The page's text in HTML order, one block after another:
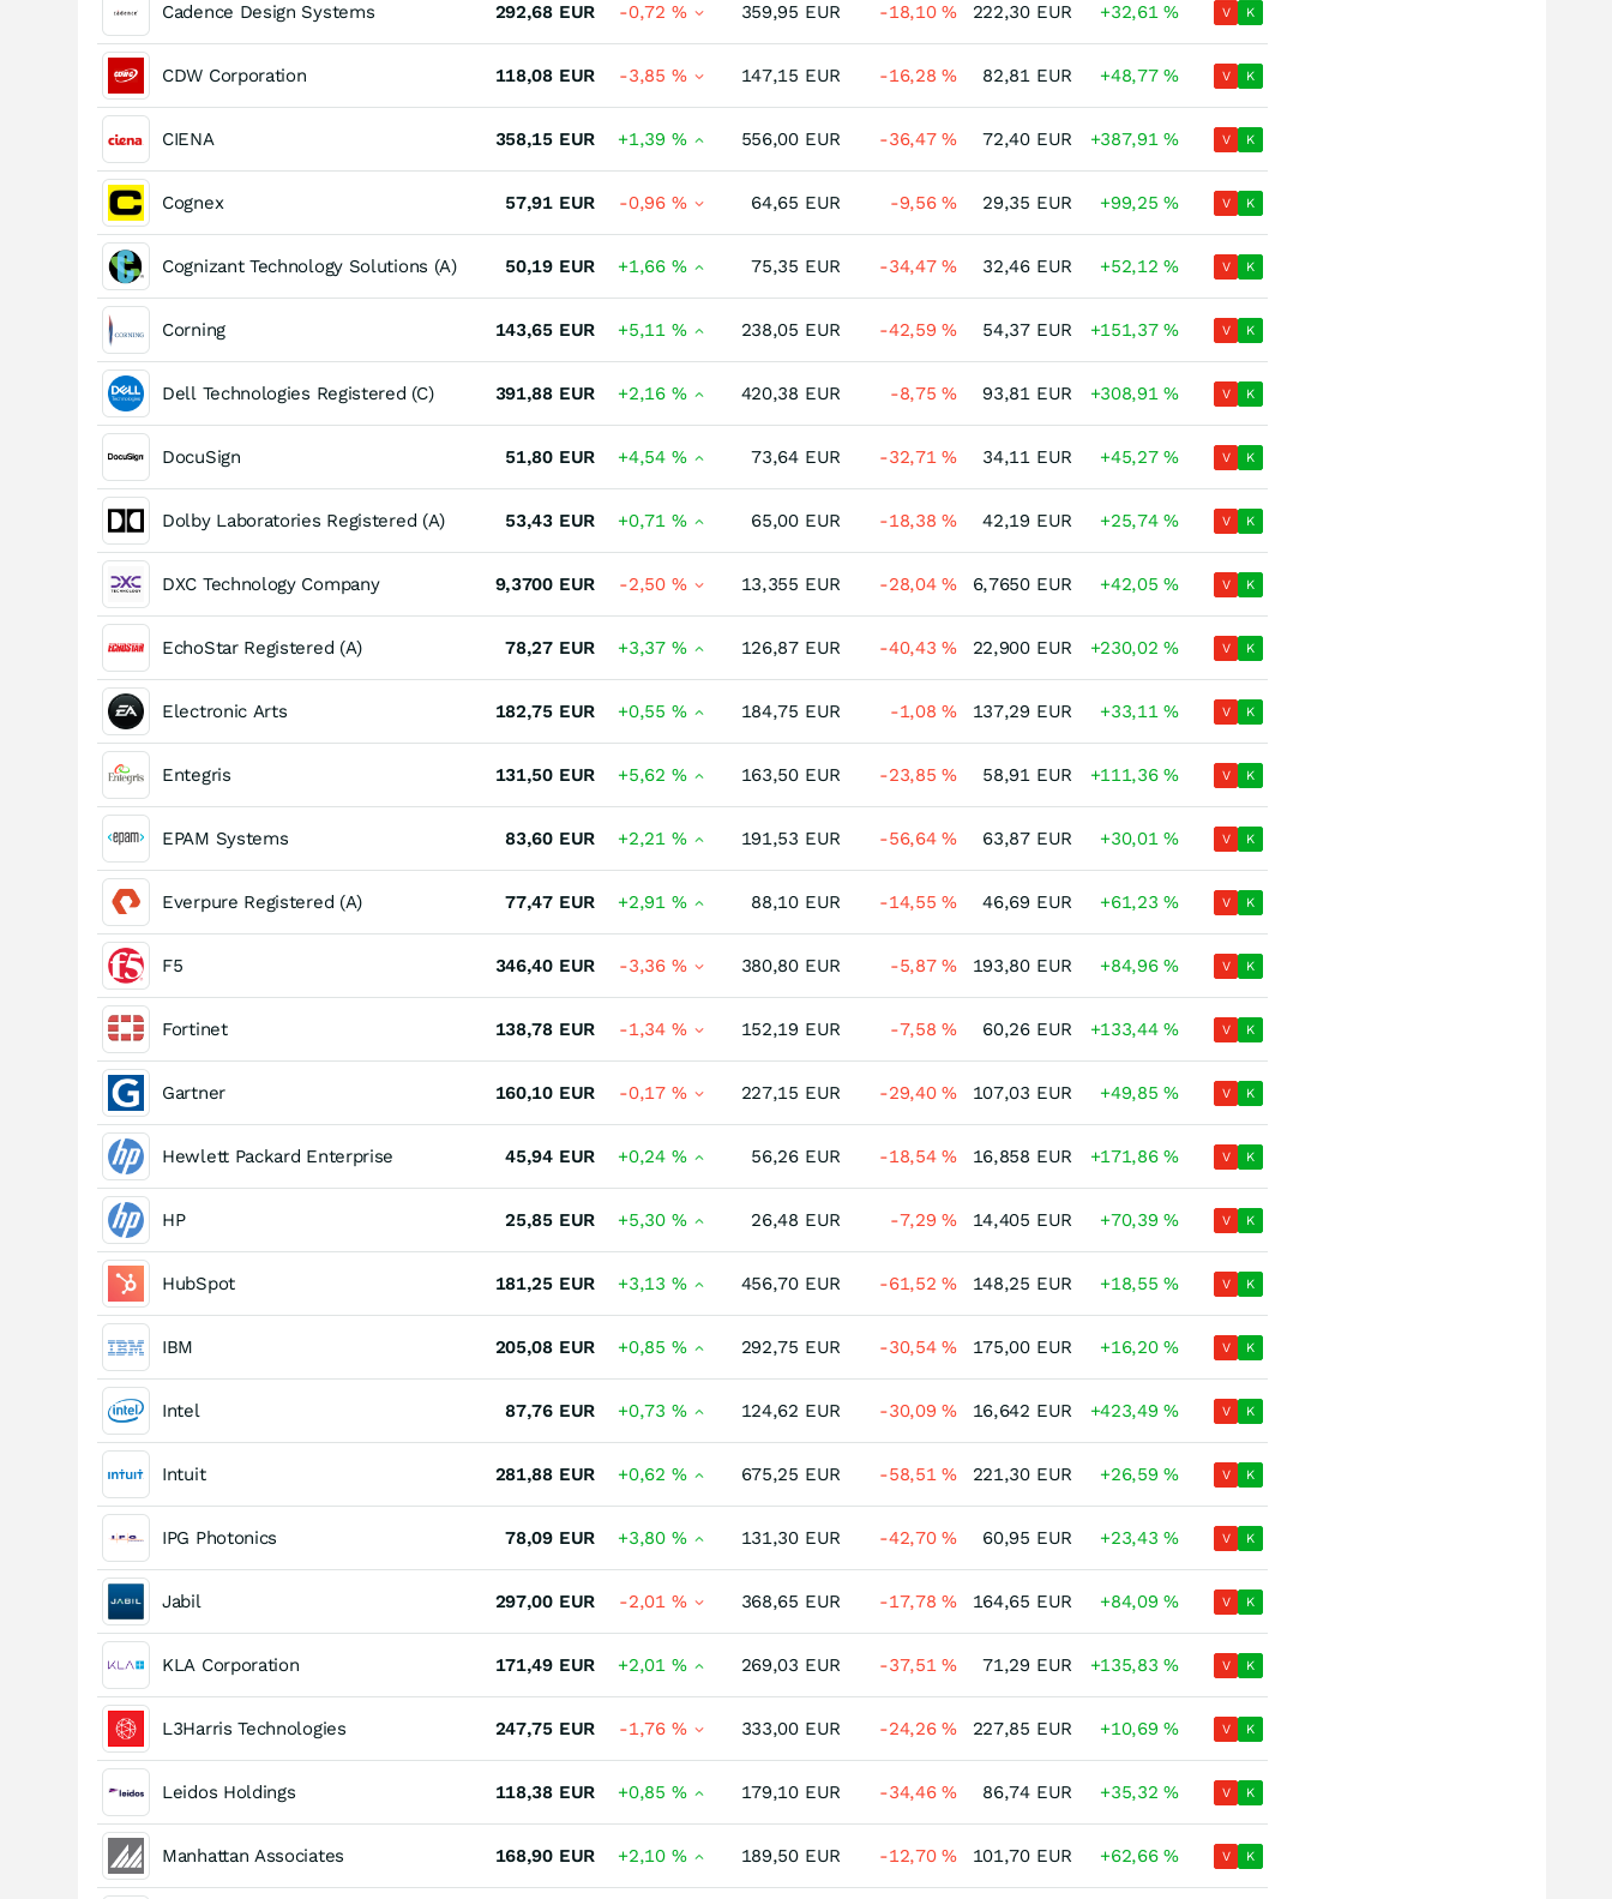
Cadence Design Systems 292,68 EUR -0,72 % 359,95 EUR -18,10% 222,30 EUR +32,61% V K
CDW Corporation 118,08 EUR -3,85 % 147,15 EUR -16,28% 82,81 EUR +48,77% V K
CIENA 358,15 EUR +1,39 % 556,00 EUR -36,47% 72,40 EUR +387,91% V K
Cognex 57,91 EUR -0,96 % 64,65 EUR -9,56% 29,35 EUR +99,25% V K
Cognizant Technology Solutions (A) 50,19 EUR +1,66 % 75,35 EUR -34,47% 32,46 EUR +52,12% V K
Corning 143,65 EUR +5,11 % 238,05 EUR -42,59% 54,37 EUR +151,37% V K
Dell Technologies Registered (C) 391,88 EUR +2,16 % 420,38 EUR -8,75% 93,81 EUR +308,91% V K
DocuSign 51,80 EUR +4,54 % 73,64 EUR -32,71% 34,11 EUR +45,27% V K
Dolby Laboratories Registered (A) 53,43 EUR +0,71 % 65,00 EUR -18,38% 42,19 EUR +25,74% V K
DXC Technology Company 9,3700 EUR -2,50 % 13,355 EUR -28,04% 6,7650 EUR +42,05% V K
EchoStar Registered (A) 78,27 EUR +3,37 % 126,87 EUR -40,43% 22,900 EUR +230,02% V K
Electronic Arts 182,75 EUR +0,55 % 184,75 EUR -1,08% 137,29 EUR +33,11% V K
Entegris 131,50 EUR +5,62 % 163,50 EUR -23,85% 58,91 EUR +111,36% V K
EPAM Systems 83,60 EUR +2,21 % 191,53 EUR -56,64% 63,87 EUR +30,01% V K
Everpure Registered (A) 77,47 EUR +2,91 % 88,10 EUR -14,55% 46,69 EUR +61,23% V K
F5 346,40 EUR -3,36 % 380,80 EUR -5,87% 193,80 EUR +84,96% V K
Fortinet 138,78 EUR -1,34 % 152,19 EUR -7,58% 60,26 EUR +133,44% V K
Gartner 160,10 EUR -0,17 % 227,15 EUR -29,40% 107,03 EUR +49,85% V K
Hewlett Packard Enterprise 45,94 EUR +0,24 % 56,26 EUR -18,54% 16,858 EUR +171,86% V K
HP 25,85 EUR +5,30 % 26,48 EUR -7,29% 14,405 EUR +70,39% V K
HubSpot 181,25 EUR +3,13 % 456,70 EUR -61,52% 148,25 EUR +18,55% V K
IBM 205,08 EUR +0,85 % 292,75 EUR -30,54% 175,00 EUR +16,20% V K
Intel 87,76 EUR +0,73 % 124,62 EUR -30,09% 16,642 EUR +423,49% V K
Intuit 281,88 EUR +0,62 % 675,25 EUR -58,51% 221,30 EUR +26,59% V K
IPG Photonics 78,09 EUR +3,80 % 131,30 EUR -42,70% 60,95 EUR +23,43% V K
Jabil 297,00 EUR -2,01 % 368,65 EUR -17,78% 164,65 EUR +84,09% V K
KLA Corporation 171,49 EUR +2,01 % 269,03 EUR -37,51% 71,29 EUR +135,83% V K
L3Harris Technologies 247,75 EUR -1,76 % 333,00 EUR -24,26% 227,85 EUR +10,69% V K
Leidos Holdings 118,38 EUR +0,85 % 179,10 EUR -34,46% 86,74 EUR +35,32% V K
Manhattan Associates 168,90 EUR +2,10 % 189,50 EUR -12,70% 101,70 EUR +62,66% V K